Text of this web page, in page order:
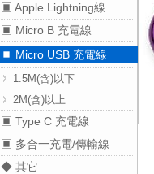
▣ Apple Lightning線
▣ Micro B 充電線
▣ Micro USB 充電線
1.5M(含)以下
2M(含)以上
▣ Type C 充電線
▣ 多合一充電/傳輸線
◆ 其它